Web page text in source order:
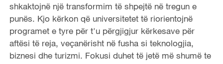
shkaktojnë një transformim të shpejtë në tregun e
punës. Kjo kërkon që universitetet të riorientojnë
programet e tyre për t'u përgjigjur kërkesave për
aftësi të reja, veçanërisht në fusha si teknologjia,
biznesi dhe turizmi. Fokusi duhet të jetë më shumë te